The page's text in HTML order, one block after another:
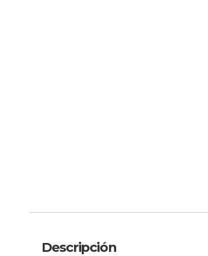
Descripción